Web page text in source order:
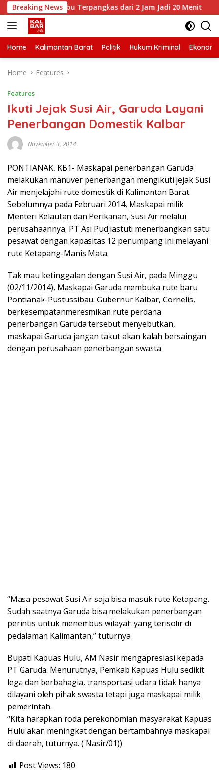
Skip
to
content
Breaking News
Serimbu Terpangkas dari 2 Jam Jadi 20 Menit
Home Kalimantan Barat Politik Hukum Kriminal Ekonomi
Home Features
Features
Ikuti Jejak Susi Air, Garuda Layani
Penerbangan Domestik Kalbar
November 3, 2014
PONTIANAK, KB1- Maskapai penerbangan Garuda
melakukan manuver penerbangan mengikuti jejak Susi
Air menjelajahi rute domestik di Kalimantan Barat.
Sebelumnya pada Februari 2014, Maskapai milik
Menteri Kelautan dan Perikanan, Susi Air melalui
perusahaannya, PT Asi Pudjiastuti menerbangkan satu
pesawat dengan kapasitas 12 penumpang ini melayani
rute Ketapang-Manis Mata.
Tak mau ketinggalan dengan Susi Air, pada Minggu
(02/11/2014), Maskapai Garuda membuka rute baru
Pontianak-Pustussibau. Gubernur Kalbar, Cornelis,
berkesempatanmeresmikan rute perdana
penerbangan Garuda tersebut menyebutkan,
maskapai Garuda jangan takut akan kalah bersaingan
dengan perusahaan penerbangan swasta
“Masa pesawat Susi Air saja bisa masuk rute Ketapang.
Sudah saatnya Garuda bisa melakukan penerbangan
perintis untuk menembus wilayah yang terisolir di
pedalaman Kalimantan,” tuturnya.
Bupati Kapuas Hulu, AM Nasir mengapresiasi kepada
PT Garuda. Menurutnya, Pemkab Kapuas Hulu sedikit
lega dan berbahagia, transportasi udara tidak hanya
dilayani oleh pihak swasta tetapi juga maskapai milik
pemerintah.
“Kita harapkan roda perekonomian masyarakat Kapuas
Hulu akan meningkat dengan bertambahnya maskapai
di daerah, tuturnya. ( Nasir/01))
Post Views: 180